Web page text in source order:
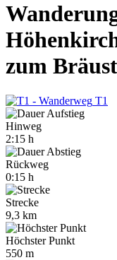
zum
T1
Hinweg
2:15 h
Rückweg
0:15 h
Strecke
9,3 km
Höchster Punkt
550 m